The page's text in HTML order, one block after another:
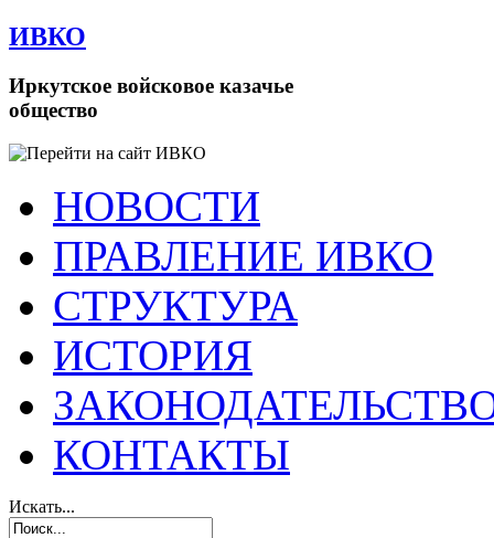
ИВКО
Иркутское войсковое казачье
общество
НОВОСТИ
ПРАВЛЕНИЕ ИВКО
СТРУКТУРА
ИСТОРИЯ
КОНТАКТЫ
Искать...